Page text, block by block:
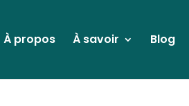
À propos À savoir Blog